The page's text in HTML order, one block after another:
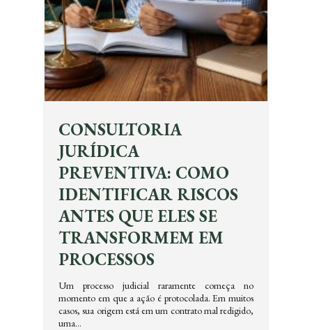
CONSULTORIA
JURÍDICA
PREVENTIVA: COMO
IDENTIFICAR RISCOS
ANTES QUE ELES SE
TRANSFORMEM EM
PROCESSOS
Um processo judicial raramente começa no
momento em que a ação é protocolada. Em muitos
casos, sua origem está em um contrato mal redigido,
uma…